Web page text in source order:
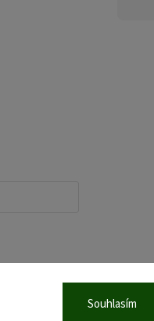
Souhlasím